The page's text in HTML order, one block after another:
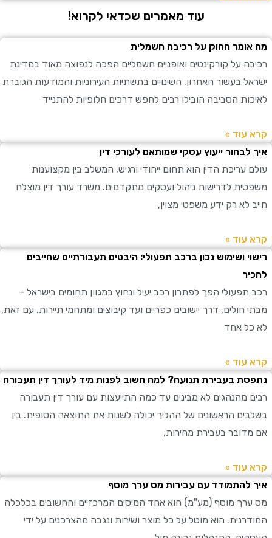
עוד מאמרים שכדאי לקרוא!
החוק על רכיבה חשמלית
על קורקינטים ואופניים חשמליים הפכה לנפוצה מאוד במדינת
בעשור האחרון. השינויים בתשתיות העירוניות והמודעות הגוברת
הסביבה הובילו רבים לחפש דרכים חלופיות להתנייד
»
ייעוץ עסקי שמותאם לעורכי דין
עריכת הדין הוא תחום ייחודי ורגיש, המשלב בין מקצוענות
לדרישות ניהול ועסקים מתקדמים. משרד עורך דין מוצלח
לא רק ידע משפטי מצוין,
»
ושימוש נכון ברכב תפעולי: היבטים תעבורתיים שחייבים
הפך לפתרון רכב יעיל ונחוץ במגוון תחומים בישראל –
חולים, דרך יישובים כפריים ועד קיבוצים ומתחמי תיירות. עם זאת,
אחד
»
בעבירת תנועה? למה חשוב לפנות מיד לעורך דין תעבורה
מהנהגים לא מבינים עד כמה התייעצות עם עורך דין תעבורה
הראשונים של ההליך יכולה לשנות את התוצאה הסופית. בין
בעבירת מהירות,
»
עם עבירות מס ערך מוסף
מוסף (מע"מ) הוא אחד המיסים המרכזיים והחשובים בכלכלה
הוא מוטל על כל מוצר ושירות ונגבה מהצרכנים על ידי